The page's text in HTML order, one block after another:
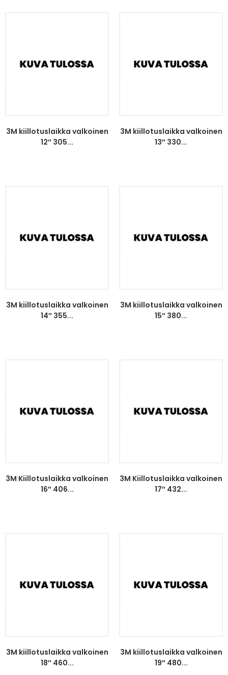
3M kiillotuslaikka valkoinen
12″ 305...
3M kiillotuslaikka valkoinen
13″ 330...
3M kiillotuslaikka valkoinen
14″ 355...
3M kiillotuslaikka valkoinen
15″ 380...
3M Kiillotuslaikka valkoinen
16″ 406...
3M Kiillotuslaikka valkoinen
17″ 432...
3M kiillotuslaikka valkoinen
18″ 460...
3M kiillotuslaikka valkoinen
19″ 480...